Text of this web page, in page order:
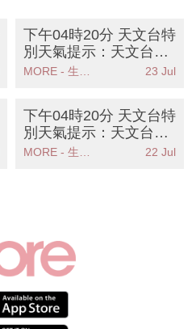
下午04時20分 天文台特
別天氣提示：天文台發
出高溫警告提醒市民注
MORE - 生活品味 23 Jul
下午04時20分 天文台特
別天氣提示：天文台發
出高溫警告提醒市民注
22 Jul